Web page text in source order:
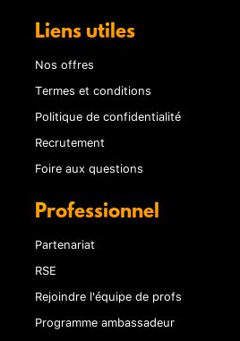
Liens utiles
Nos offres
Termes et conditions
Politique de confidentialité
Recrutement
Foire aux questions
Professionnel
Partenariat
RSE
Rejoindre l'équipe de profs
Programme ambassadeur